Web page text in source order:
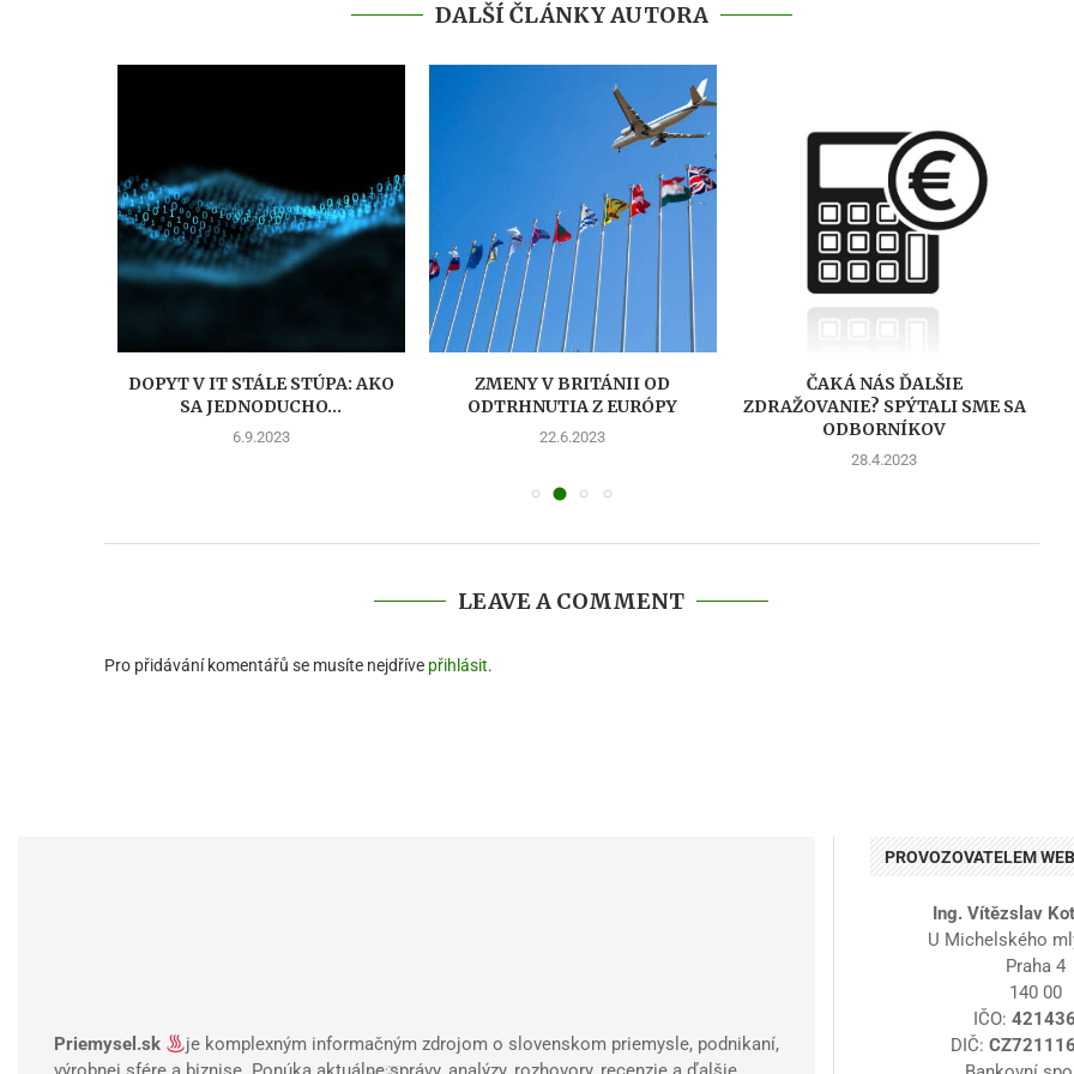
DALŠÍ ČLÁNKY AUTORA
DOPYT V IT STÁLE STÚPA: AKO
SA JEDNODUCHO...
6.9.2023
ZMENY V BRITÁNII OD
ODTRHNUTIA Z EURÓPY
22.6.2023
ČAKÁ NÁS ĎALŠIE
ZDRAŽOVANIE? SPÝTALI SME SA
ODBORNÍKOV
28.4.2023
LEAVE A COMMENT
Pro přidávání komentářů se musíte nejdříve přihlásit.
Priemysel.sk
je komplexným informačným zdrojom o slovenskom priemysle, podnikaní,
PROVOZOVATELEM
Ing. Vítězslav
U Michelského
Praha 4
140 00
IČO:
DIČ: